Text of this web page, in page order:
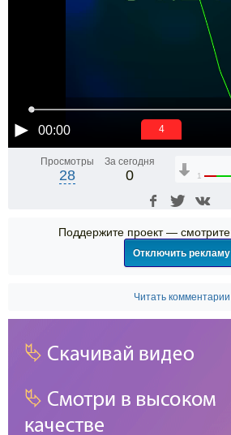
00:00 4
Просмотры
28
За сегодня
0 1
Поддержите проект —
Отключить рекламу
Читать комментарии